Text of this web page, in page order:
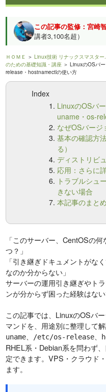
この記事の監修：宮崎
講者3,100名超）
ＨＯＭＥ ＞Linux技術 リナックスマスター
のための基礎知識・講座 ＞ LinuxのOSバ
release・hostnamectlの使い方
Index
LinuxのOSバ
uname・os-
なぜOSバー
基本の確認方
る）
ディストリビ
応用：さらに
トラブルシュ
きない場合
本記事のまとめ
「このサーバー、CentOSの
つ？」
「引き継ぎドキュメントがな
なのか分からない」
サーバーの運用引き継ぎやト
ンが分からず困った経験はない
この記事では、LinuxのOSバ
マンドを、用途別に整理して解
uname /etc/os-release
RHEL系・Debian系を問わず
定できます。VPS・クラウド
ます。